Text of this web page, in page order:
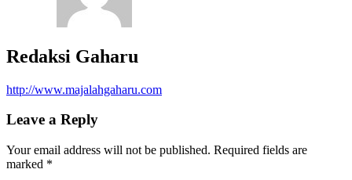
Redaksi Gaharu
http://www.majalahgaharu.com
Leave a Reply
Your email address will not be published. Required fields are
marked *